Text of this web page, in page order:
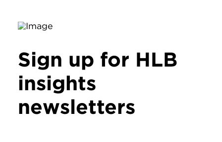
Sign up for HLB
insights
newsletters